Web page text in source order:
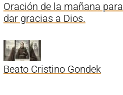
Oración de la mañana para
dar gracias a Dios.
Beato Cristino Gondek